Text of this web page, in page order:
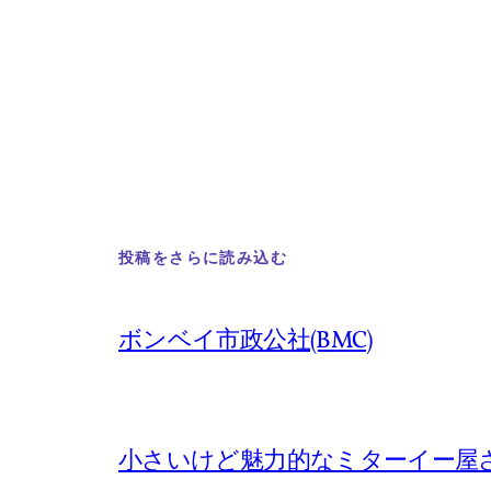
投稿をさらに読み込む
ボンベイ市政公社(BMC)
小さいけど魅力的なミターイー屋